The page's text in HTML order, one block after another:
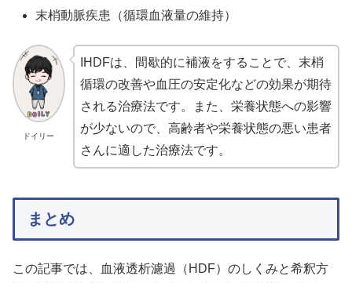
末梢動脈疾患（循環血液量の維持）
ドイリー
IHDFは、間歇的に補液をすることで、末梢
循環の改善や血圧の安定化などの効果が期待
される治療法です。また、栄養状態への影響
が少ないので、高齢者や栄養状態の悪い患者
さんに適した治療法です。
まとめ
この記事では、血液透析濾過（HDF）のしくみと希釈方